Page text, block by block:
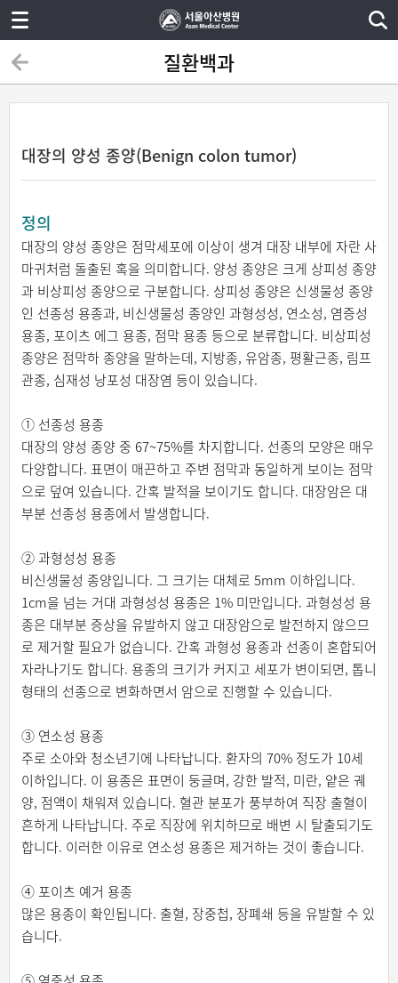
질환백과
대장의 양성 종양(Benign colon tumor)
정의
대장의 양성 종양은 점막세포에 이상이 생겨 대장 내부에 자란 사
마귀처럼 돌출된 혹을 의미합니다. 양성 종양은 크게 상피성 종양
과 비상피성 종양으로 구분합니다. 상피성 종양은 신생물성 종양
인 선종성 용종과, 비신생물성 종양인 과형성성, 연소성, 염증성
용종, 포이츠 에그 용종, 점막 용종 등으로 분류합니다. 비상피성
종양은 점막하 종양을 말하는데, 지방종, 유암종, 평활근종, 림프
관종, 심재성 낭포성 대장염 등이 있습니다.
① 선종성 용종
대장의 양성 종양 중 67~75%를 차지합니다. 선종의 모양은 매우
다양합니다. 표면이 매끈하고 주변 점막과 동일하게 보이는 점막
으로 덮여 있습니다. 간혹 발적을 보이기도 합니다. 대장암은 대
부분 선종성 용종에서 발생합니다.
② 과형성성 용종
비신생물성 종양입니다. 그 크기는 대체로 5mm 이하입니다.
1cm을 넘는 거대 과형성성 용종은 1% 미만입니다. 과형성성 용
종은 대부분 증상을 유발하지 않고 대장암으로 발전하지 않으므
로 제거할 필요가 없습니다. 간혹 과형성 용종과 선종이 혼합되어
자라나기도 합니다. 용종의 크기가 커지고 세포가 변이되면, 톱니
형태의 선종으로 변화하면서 암으로 진행할 수 있습니다.
③ 연소성 용종
주로 소아와 청소년기에 나타납니다. 환자의 70% 정도가 10세
이하입니다. 이 용종은 표면이 둥글며, 강한 발적, 미란, 얕은 궤
양, 점액이 채워져 있습니다. 혈관 분포가 풍부하여 직장 출혈이
흔하게 나타납니다. 주로 직장에 위치하므로 배변 시 탈출되기도
합니다. 이러한 이유로 연소성 용종은 제거하는 것이 좋습니다.
④ 포이츠 예거 용종
많은 용종이 확인됩니다. 출혈, 장중첩, 장폐쇄 등을 유발할 수 있
습니다.